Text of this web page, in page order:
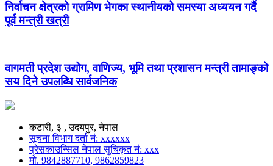
निर्वाचन क्षेत्रको ग्रामिण भेगका स्थानीयको समस्या अध्ययन गर्दै
पूर्व मन्त्री खत्री
वागमती प्रदेश उद्योग, वाणिज्य, भूमि तथा प्रशासन मन्त्री तामाङ्को
सय दिने उपलब्धि सार्वजनिक
कटारी, ३ , उदयपुर, नेपाल
सूचना विभाग दर्ता नं: xxxxxx
प्रेसकाउन्सिल नेपाल सुचिकृत नं: xxx
मो. 9842887710, 9862859823